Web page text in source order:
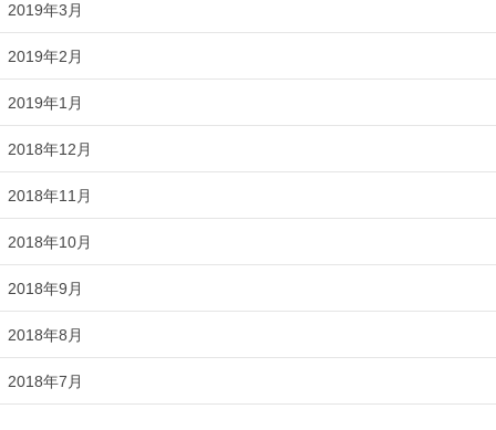
2019年3月
2019年2月
2019年1月
2018年12月
2018年11月
2018年10月
2018年9月
2018年8月
2018年7月